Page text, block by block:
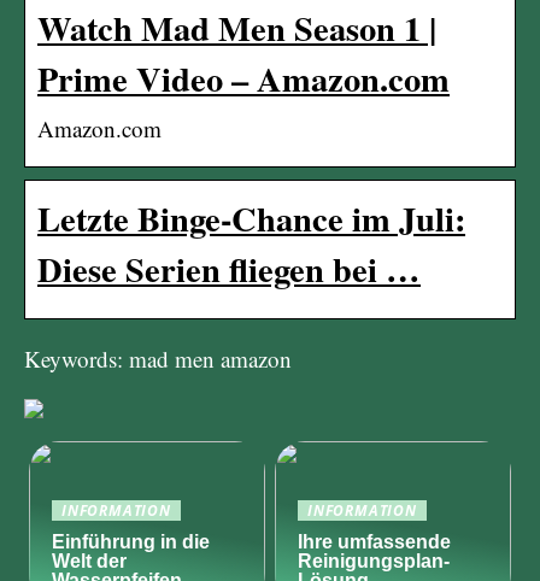
Watch Mad Men Season 1 |
Prime Video – Amazon.com
Amazon.com
Letzte Binge-Chance im Juli:
Diese Serien fliegen bei …
Keywords: mad men amazon
INFORMATION
Einführung in die
Welt der
INFORMATION
Ihre umfassende
Reinigungsplan-